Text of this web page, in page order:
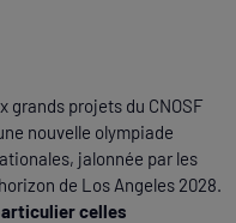
grands projets du CNOSF
nouvelle olympiade
jalonnée par les
de Los Angeles 2028.
celles